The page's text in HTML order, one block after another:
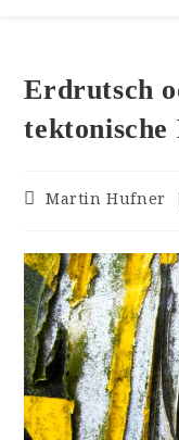
Erdrutsch
tektonische
Beitrags-
Martin Hufner